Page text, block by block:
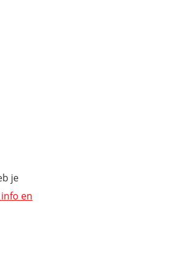
je
en